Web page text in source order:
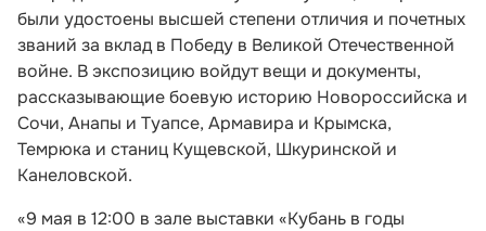
были удостоены высшей степени отличия и почетных
званий за вклад в Победу в Великой Отечественной
войне. В экспозицию войдут вещи и документы,
рассказывающие боевую историю Новороссийска и
Сочи, Анапы и Туапсе, Армавира и Крымска,
Темрюка и станиц Кущевской, Шкуринской и
Канеловской.
«9 мая в 12:00 в зале выставки «Кубань в годы